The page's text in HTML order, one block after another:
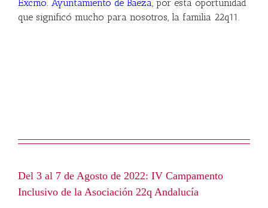
Excmo. Ayuntamiento de Baeza, por esta oportunidad
que significó mucho para nosotros, la familia 22q11.
Del 3 al 7 de Agosto de 2022: IV Campamento
Inclusivo de la Asociación 22q Andalucía